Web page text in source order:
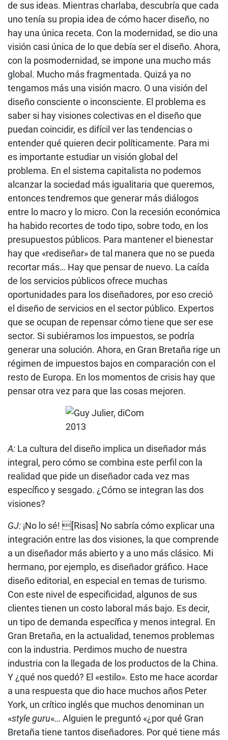
de sus ideas. Mientras charlaba, descubría que cada
uno tenía su propia idea de cómo hacer diseño, no
hay una única receta. Con la modernidad, se dio una
visión casi única de lo que debía ser el diseño. Ahora,
con la posmodernidad, se impone una mucho más
global. Mucho más fragmentada. Quizá ya no
tengamos más una visión macro. O una visión del
diseño consciente o inconsciente. El problema es
saber si hay visiones colectivas en el diseño que
puedan coincidir, es difícil ver las tendencias o
entender qué quieren decir políticamente. Para mi
es importante estudiar un visión global del
problema. En el sistema capitalista no podemos
alcanzar la sociedad más igualitaria que queremos,
entonces tendremos que generar más diálogos
entre lo macro y lo micro. Con la recesión económica
ha habido recortes de todo tipo, sobre todo, en los
presupuestos públicos. Para mantener el bienestar
hay que «rediseñar» de tal manera que no se pueda
recortar más… Hay que pensar de nuevo. La caída
de los servicios públicos ofrece muchas
oportunidades para los diseñadores, por eso creció
el diseño de servicios en el sector público. Expertos
que se ocupan de repensar cómo tiene que ser ese
sector. Si subiéramos los impuestos, se podría
generar una solución. Ahora, en Gran Bretaña rige un
régimen de impuestos bajos en comparación con el
resto de Europa. En los momentos de crisis hay que
pensar otra vez para que las cosas mejoren.
A: La cultura del diseño implica un diseñador más
integral, pero cómo se combina este perfil con la
realidad que pide un diseñador cada vez mas
específico y sesgado. ¿Cómo se integran las dos
visiones?
GJ: ¡No lo sé! [Risas] No sabría cómo explicar una
integración entre las dos visiones, la que comprende
a un diseñador más abierto y a uno más clásico. Mi
hermano, por ejemplo, es diseñador gráfico. Hace
diseño editorial, en especial en temas de turismo.
Con este nivel de especificidad, algunos de sus
clientes tienen un costo laboral más bajo. Es decir,
un tipo de demanda específica y menos integral. En
Gran Bretaña, en la actualidad, tenemos problemas
con la industria. Perdimos mucho de nuestra
industria con la llegada de los productos de la China.
Y ¿qué nos quedó? El «estilo». Esto me hace acordar
a una respuesta que dio hace muchos años Peter
York, un crítico inglés que muchos denominan un
«style guru«… Alguien le preguntó «¿por qué Gran
Bretaña tiene tantos diseñadores. Por qué tiene más